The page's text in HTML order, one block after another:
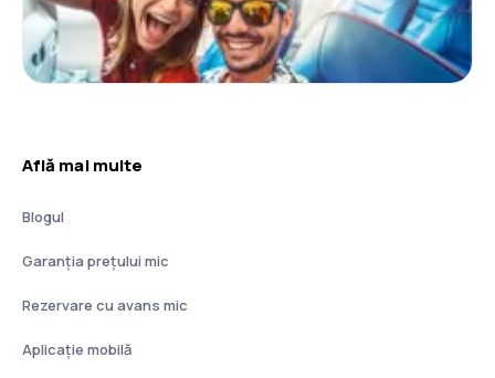
Află mai multe
Blogul
Garanția prețului mic
Rezervare cu avans mic
Aplicație mobilă